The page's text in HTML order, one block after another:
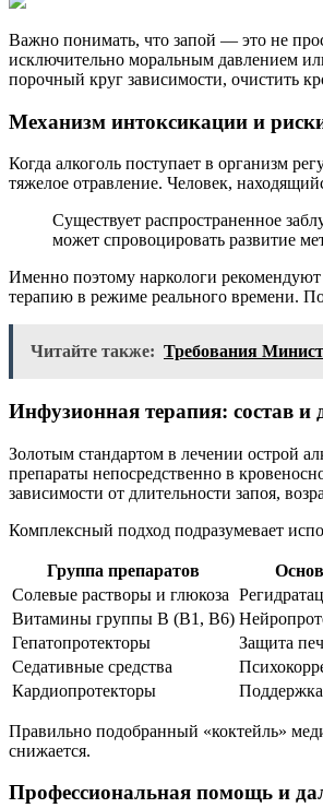
Важно понимать, что запой — это не
исключительно моральным давлением
порочный круг зависимости, очистить
Механизм интоксикации и
Когда алкоголь поступает в организм
тяжелое отравление. Человек,
Существует распространенное
может спровоцировать развитие
Именно поэтому наркологи рекомендуют
терапию в режиме реального времени.
Читайте также: Требования
Инфузионная терапия: состав и
Золотым стандартом в лечении острой
препараты непосредственно в
зависимости от длительности запоя,
Комплексный подход подразумевает
Группа препаратов
Солевые растворы и глюкоза
Витамины группы B (B1, B6)
Гепатопротекторы
Защита
Седативные средства
Кардиопротекторы
Поддержка
Правильно подобранный «коктейль»
снижается.
Профессиональная помощь и